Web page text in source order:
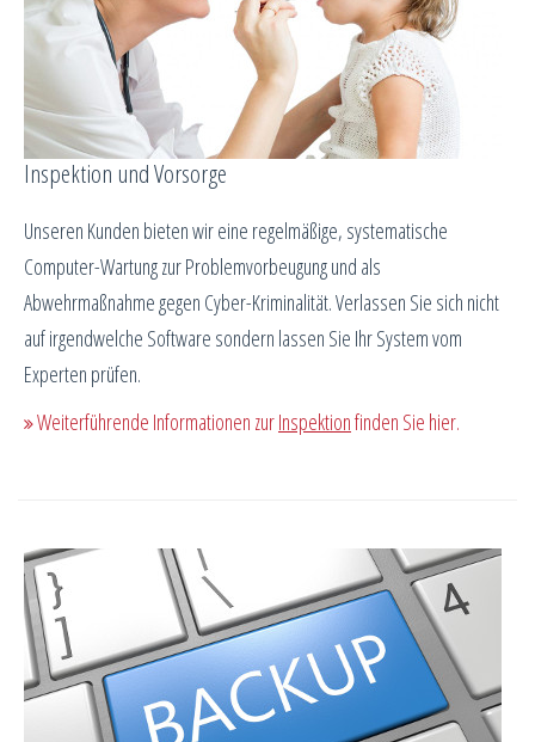
Inspektion und Vorsorge
Unseren Kunden bieten wir eine regelmäßige, systematische
Computer-Wartung zur Problemvorbeugung und als
Abwehrmaßnahme gegen Cyber-Kriminalität. Verlassen Sie sich nicht
auf irgendwelche Software sondern lassen Sie Ihr System vom
Experten prüfen.
Weiterführende Informationen zurInspektionfinden Sie hier.